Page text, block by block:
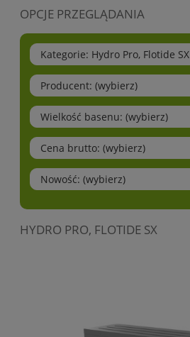
OPCJE PRZEGLĄDANIA
Kategorie: Hydro Pro, Flotide SX
Producent: (wybierz)
Wielkość basenu: (wybierz)
Cena brutto: (wybierz)
Nowość: (wybierz)
HYDRO PRO, FLOTIDE SX